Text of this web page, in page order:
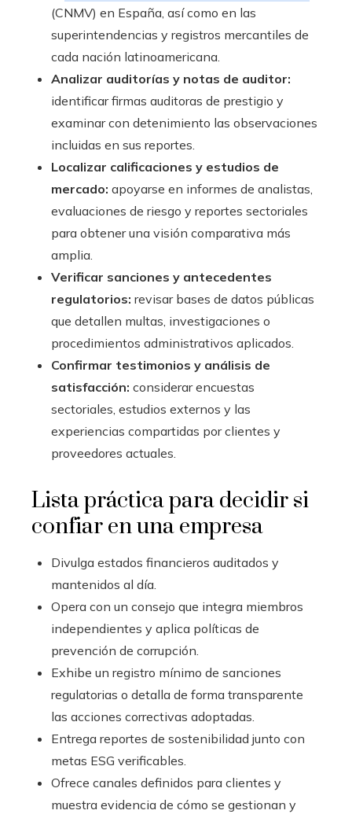
(CNMV) en España, así como en las
superintendencias y registros mercantiles de
cada nación latinoamericana.
Analizar auditorías y notas de auditor:
identificar firmas auditoras de prestigio y
examinar con detenimiento las observaciones
incluidas en sus reportes.
Localizar calificaciones y estudios de
mercado: apoyarse en informes de analistas,
evaluaciones de riesgo y reportes sectoriales
para obtener una visión comparativa más
amplia.
Verificar sanciones y antecedentes
regulatorios: revisar bases de datos públicas
que detallen multas, investigaciones o
procedimientos administrativos aplicados.
Confirmar testimonios y análisis de
satisfacción: considerar encuestas
sectoriales, estudios externos y las
experiencias compartidas por clientes y
proveedores actuales.
Lista práctica para decidir si
confiar en una empresa
Divulga estados financieros auditados y
mantenidos al día.
Opera con un consejo que integra miembros
independientes y aplica políticas de
prevención de corrupción.
Exhibe un registro mínimo de sanciones
regulatorias o detalla de forma transparente
las acciones correctivas adoptadas.
Entrega reportes de sostenibilidad junto con
metas ESG verificables.
Ofrece canales definidos para clientes y
muestra evidencia de cómo se gestionan y